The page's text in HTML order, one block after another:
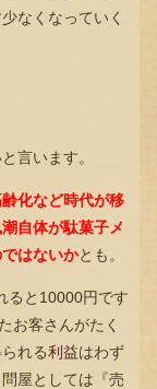
なくなっていく
言います。
化など時代が移
自体が駄菓子メ
はないかとも。
ると10000円です
お客さんがたく
れる利益はわず
屋としては『売